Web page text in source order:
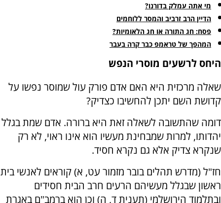
מי אתה עמלק בדורנו?
הדיין הרב זרביב והמסר ללוחמים
פסח: חג התורה או חג הלאומיות?
המהפך של טראמפ כבר קרה בעבר
היחס לרשעים מוסרי הנפש
שאלה מרכזית היא האם אדם פורק עול שמוסר נפשו על
קדושת השם יתכן להחשיבו כצדיק?
דומה שהתשובה לשאלה זאת היא ברורה. אדם שמת בגלל
יהדותו, למרות שמבחינת מעשיו הוא אינו ראוי, לא רק
שנקרא צדיק אלא גם נקרא חסיד.
חז"ל (מדרש תהלים בובר מזמור עט, א) קוראים לאנשי בית
ראשון שבגלל מעשיהם הרעים חרב הבית חסידים
ובתלמוד הירושלמי (תענית ד, ה) וכן הוא ברמב"ם באגרת